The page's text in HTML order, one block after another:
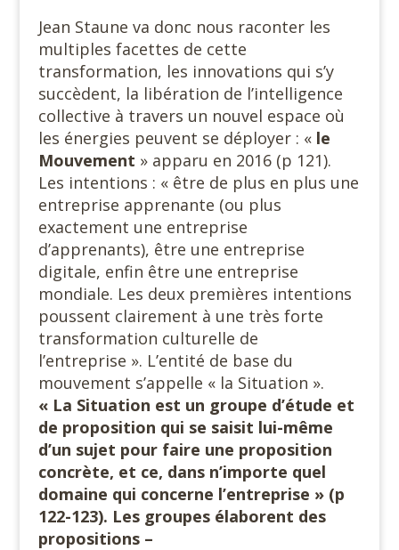
Jean Staune va donc nous raconter les
multiples facettes de cette
transformation, les innovations qui s’y
succèdent, la libération de l’intelligence
collective à travers un nouvel espace où
les énergies peuvent se déployer : « le
Mouvement » apparu en 2016 (p 121).
Les intentions : « être de plus en plus une
entreprise apprenante (ou plus
exactement une entreprise
d’apprenants), être une entreprise
digitale, enfin être une entreprise
mondiale. Les deux premières intentions
poussent clairement à une très forte
transformation culturelle de
l’entreprise ». L’entité de base du
mouvement s’appelle « la Situation ».
« La Situation est un groupe d’étude et
de proposition qui se saisit lui-même
d’un sujet pour faire une proposition
concrète, et ce, dans n’importe quel
domaine qui concerne l’entreprise » (p
122-123). Les groupes élaborent des
propositions –